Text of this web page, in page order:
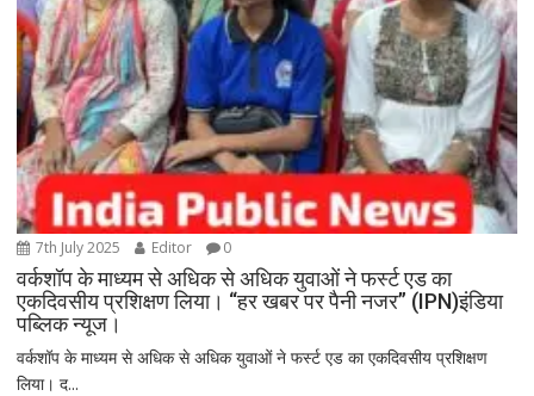
7th July 2025 Editor 0
वर्कशॉप के माध्यम से अधिक से अधिक युवाओं ने फर्स्ट एड का
एकदिवसीय प्रशिक्षण लिया। “हर खबर पर पैनी नजर” (IPN)इंडिया
पब्लिक न्यूज।
वर्कशॉप के माध्यम से अधिक से अधिक युवाओं ने फर्स्ट एड का एकदिवसीय प्रशिक्षण
लिया। द...